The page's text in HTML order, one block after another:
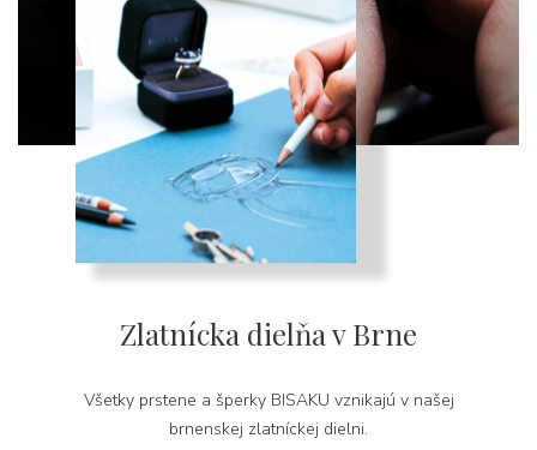
Zlatnícka dielňa v Brne
Všetky prstene a šperky BISAKU vznikajú v našej
brnenskej zlatníckej dielni.